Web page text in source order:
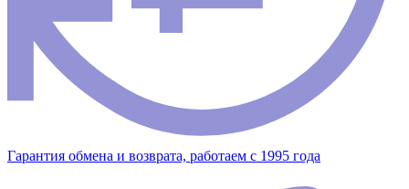
Гарантия обмена и возврата, работаем с 1995 года